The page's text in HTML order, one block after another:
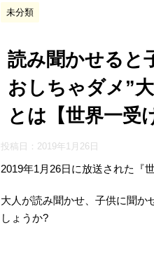
未分類
読み聞かせると
おしちゃダメ”
とは【世界一受
投稿日： 2019年1月26日
2019年1月26日に放送された『
大人が読み聞かせ、子供に聞か
しょうか?